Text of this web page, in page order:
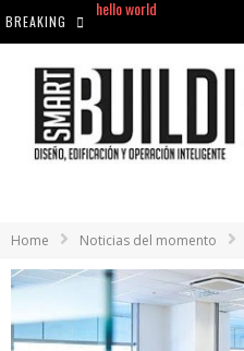
BREAKING
hello world
hello world
Home Noticias del momento